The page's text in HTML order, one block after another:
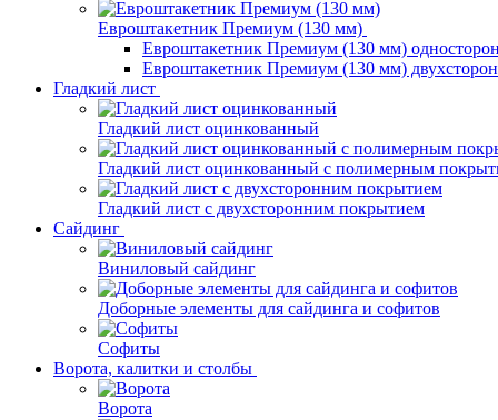
Евроштакетник Премиум (130 мм)
Евроштакетник Премиум (130 мм)
Евроштакетник Премиум (130 мм)
Гладкий лист
Гладкий лист оцинкованный
Гладкий лист оцинкованный с полимерным
Гладкий лист с двухсторонним покрытием
Сайдинг
Виниловый сайдинг
Доборные элементы для сайдинга и софитов
Софиты
Ворота, калитки и столбы
Ворота